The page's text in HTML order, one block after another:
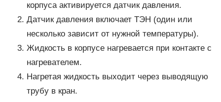
корпуса активируется датчик давления.
Датчик давления включает ТЭН (один или
несколько зависит от нужной температуры).
Жидкость в корпусе нагревается при контакте с
нагревателем.
Нагретая жидкость выходит через выводящую
трубу в кран.